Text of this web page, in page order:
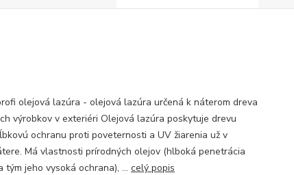
olejová lazúra - olejová lazúra určená k náterom dreva
výrobkov v exteriéri Olejová lazúra poskytuje drevu
ochranu proti poveternosti a UV žiarenia už v
Má vlastnosti prírodných olejov (hlboká penetrácia
tým jeho vysoká ochrana), ... celý popis